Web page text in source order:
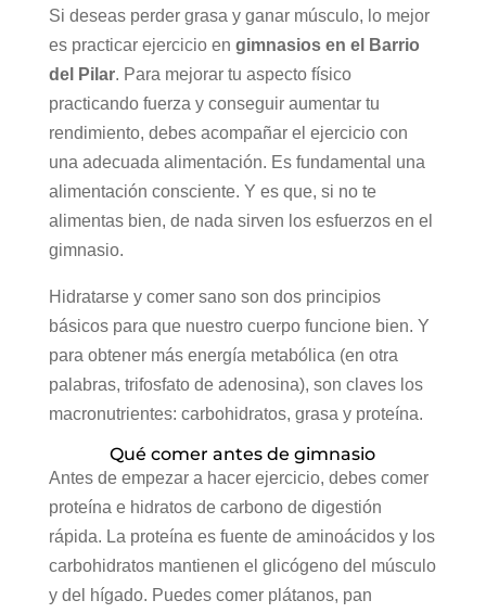
Si deseas perder grasa y ganar músculo, lo mejor
es practicar ejercicio en gimnasios en el Barrio
del Pilar. Para mejorar tu aspecto físico
practicando fuerza y conseguir aumentar tu
rendimiento, debes acompañar el ejercicio con
una adecuada alimentación. Es fundamental una
alimentación consciente. Y es que, si no te
alimentas bien, de nada sirven los esfuerzos en el
gimnasio.
Hidratarse y comer sano son dos principios
básicos para que nuestro cuerpo funcione bien. Y
para obtener más energía metabólica (en otra
palabras, trifosfato de adenosina), son claves los
macronutrientes: carbohidratos, grasa y proteína.
Qué comer antes de gimnasio
Antes de empezar a hacer ejercicio, debes comer
proteína e hidratos de carbono de digestión
rápida. La proteína es fuente de aminoácidos y los
carbohidratos mantienen el glicógeno del músculo
y del hígado. Puedes comer plátanos, pan